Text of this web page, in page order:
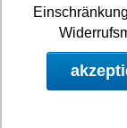
Angebote,